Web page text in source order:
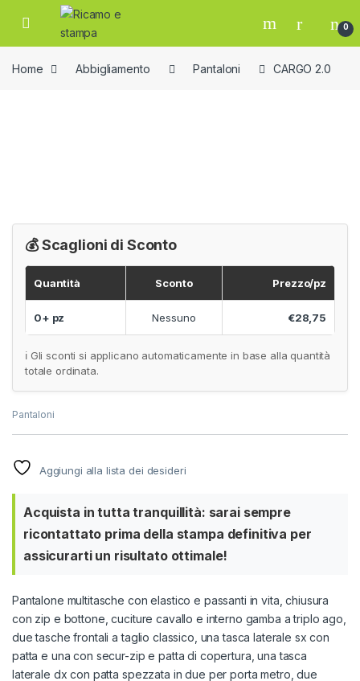
Skip to navigation
Skip to content
Open 0
Home Abbigliamento Pantaloni CARGO 2.0
💰 Scaglioni di Sconto
Quantità Sconto Prezzo/pz
0+ pz Nessuno €28,75
ℹ️ Gli sconti si applicano automaticamente in base alla quantità
totale ordinata.
Pantaloni
Aggiungi alla lista dei desideri
Acquista in tutta tranquillità: sarai sempre
ricontattato prima della stampa definitiva per
assicurarti un risultato ottimale!
Pantalone multitasche con elastico e passanti in vita, chiusura
con zip e bottone, cuciture cavallo e interno gamba a triplo ago,
due tasche frontali a taglio classico, una tasca laterale sx con
patta e una con secur-zip e patta di copertura, una tasca
laterale dx con patta spezzata in due per porta metro, due